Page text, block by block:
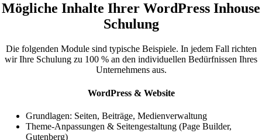
Mögliche Inhalte Ihrer WordPress Inhouse
Schulung
Die folgenden Module sind typische Beispiele. In jedem Fall richten
wir Ihre Schulung zu 100 % an den individuellen Bedürfnissen Ihres
Unternehmens aus.
WordPress & Website
Grundlagen: Seiten, Beiträge, Medienverwaltung
Theme-Anpassungen & Seitengestaltung (Page Builder,
Gutenberg)